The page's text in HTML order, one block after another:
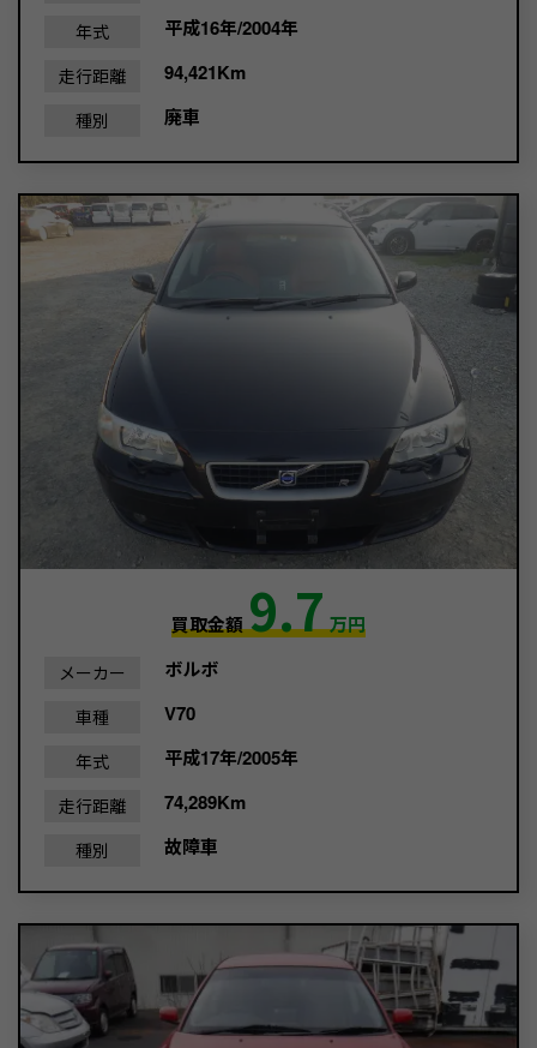
年式 平成16年/2004年
走行距離 94,421Km
種別 廃車
買取金額9.7万円
メーカー ボルボ
車種 V70
年式 平成17年/2005年
走行距離 74,289Km
種別 故障車